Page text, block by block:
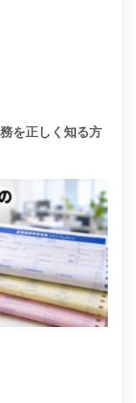
を正しく知る方